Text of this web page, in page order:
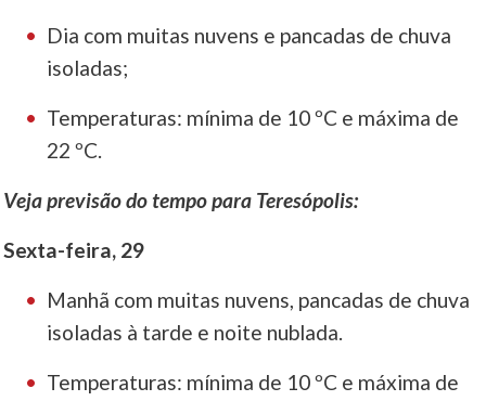
Dia com muitas nuvens e pancadas de chuva
isoladas;
Temperaturas: mínima de 10 ºC e máxima de
22 ºC.
Veja previsão do tempo para Teresópolis:
Sexta-feira, 29
Manhã com muitas nuvens, pancadas de chuva
isoladas à tarde e noite nublada.
Temperaturas: mínima de 10 ºC e máxima de